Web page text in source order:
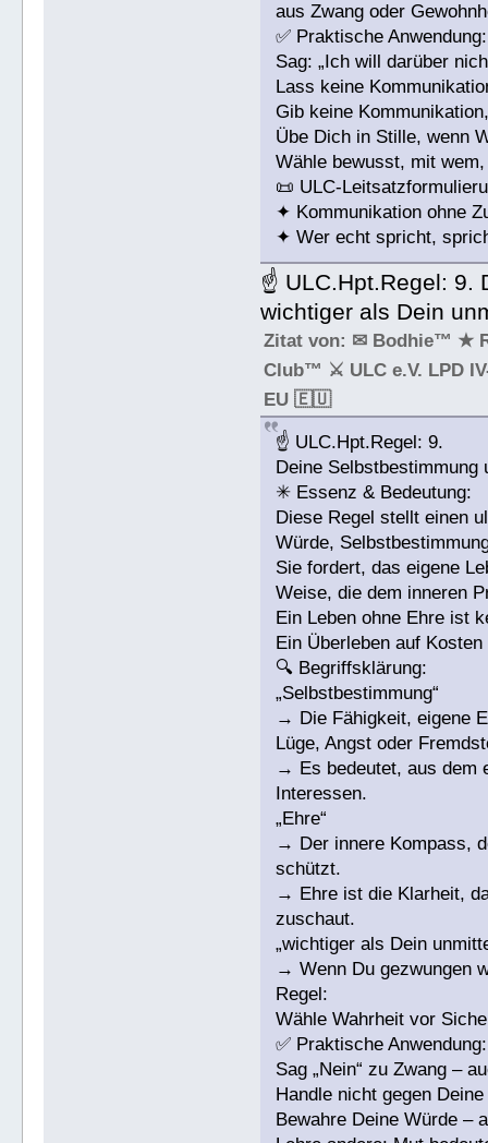
aus Zwang oder
✅ Praktische Anwendung:
Sag: „Ich will darüber
Lass keine
Gib keine
Übe Dich in Stille, wenn
Wähle bewusst, mit
📜 ULC-
✦ Kommunikation ohne
✦ Wer echt spricht,
☝ ULC.Hpt.Regel: 9.
wichtiger als Dein
Zitat von: ✉ Bodhie™ ★
Club™ ⚔ ULC e.V. LPD
EU 🇪🇺
☝ ULC.Hpt.Regel: 9.
Deine Selbstbestimmung
✳ Essenz & Bedeutung:
Diese Regel stellt einen
Würde,
Sie fordert, das eigene
Weise, die dem inneren
Ein Leben ohne Ehre ist
Ein Überleben auf
🔍 Begriffsklärung:
„Selbstbestimmung“
→ Die Fähigkeit, eigene
Lüge, Angst oder
→ Es bedeutet, aus dem
Interessen.
„Ehre“
→ Der innere Kompass,
schützt.
→ Ehre ist die Klarheit,
zuschaut.
„wichtiger als Dein
→ Wenn Du gezwungen
Regel:
Wähle Wahrheit vor
✅ Praktische Anwendung:
Sag „Nein“ zu Zwang –
Handle nicht gegen
Bewahre Deine Würde –